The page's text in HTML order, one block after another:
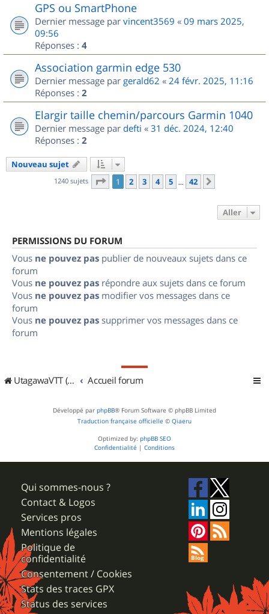
GPS ou SmartPhone
Dernier message par vincent3569 « 09 mars 2025,
09:56
Réponses : 4
Association garmin edge 530
Dernier message par gerald62 « 24 févr. 2025, 11:16
Réponses : 2
Elargir taille chemin/parcours Garmin 1040
Dernier message par defti « 31 déc. 2024, 12:40
Réponses : 2
Nouveau sujet
1240 sujets Page 1sur
1 2 3 4 5 … 42
Aller
PERMISSIONS DU FORUM
Vous ne pouvez pas publier de nouveaux sujets dans ce
forum
Vous ne pouvez pas répondre aux sujets dans ce forum
Vous ne pouvez pas modifier vos messages dans ce
forum
Vous ne pouvez pas supprimer vos messages dans ce
forum
UtagawaVTT (Randos VTT et VTTAE avec traces GPS) Accueil forum
Développé par phpBB® Forum Software © phpBB Limited
Traduction française officielle © Qiaeru
Optimized by: phpBB SEO
Confidentialité | Conditions
Qui sommes-nous ?
Contact & Logos
Services pros
Mentions légales
Politique de
confidentialité
Consentement / Cookies
Stats des traces GPX
Status des services